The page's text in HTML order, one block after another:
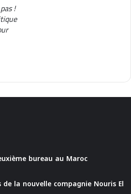
!
bureau au Maroc
la nouvelle compagnie Nouris El